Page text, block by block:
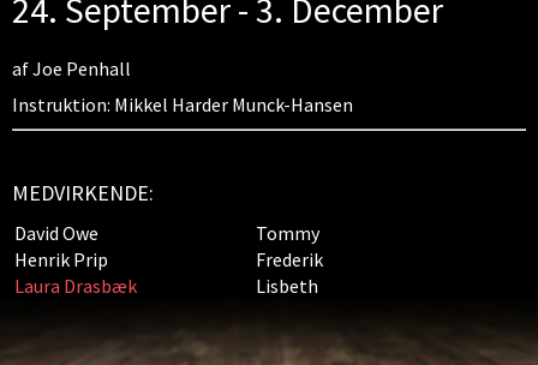
24. September - 3. December
af Joe Penhall
Instruktion: Mikkel Harder Munck-Hansen
MEDVIRKENDE:
David Owe
Tommy
Henrik Prip
Frederik
Laura Drasbæk
Lisbeth